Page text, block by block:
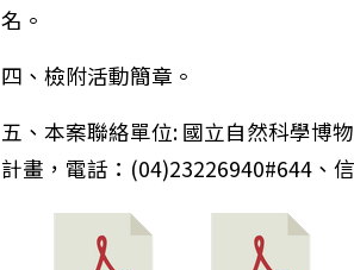
名。
四、檢附活動簡章。
五、本案聯絡單位: 國立自然科學博
計畫，電話：(04)23226940#644、